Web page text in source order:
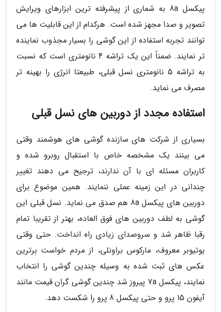
پیکسل 8a به شماری از پیشرفته ترین ابزارهای ویرایش
تصویر و صدا مجهز شده است. هرکدام از این قابلیت ها می
توانند تجربه استفاده از این گوشی را بسیار مجذوب نماینده
تر نمایند. ضمناً این یک تراشه 4 نانومتری است که نسبت
به تراشه 5 نانومتری نسل قبلی، طبیعتا انرژی را بهینه تر
مصرف می نماید.
استفاده مجدد از دوربین های نسل قبلی
بسیاری از شرکت های سازنده گوشی های هوشمند وقتی
می بینند یک مشخصه خاص با استقبال روبرو شده و
کاربران مسئله ای با آن ندارند، ترجیح می دهند تغییر
چندانی در این زمینه عملی ننمایند. همین موضوع برای
دوربین های پیکسل 8a هم صدق می نماید. نسل قبلی این
گوشی به لطف دوربین های فوق العاده، بهتر از تقریبا تمام
رقبا ظاهر شد و سروصدای زیادی راه انداخت. حتی وقتی
یوتیوبر معروف، مارکوس براونلی، از مردم خواست برترین
عکس های ثبت شده به وسیله چندین گوشی را انتخاب
نمایند، پیکسل 7a پیروز شد چندین گوشی گران قیمت مانند
آیفون 15 پرو و حتی پیکسل 8 پرو را شکست دهد.